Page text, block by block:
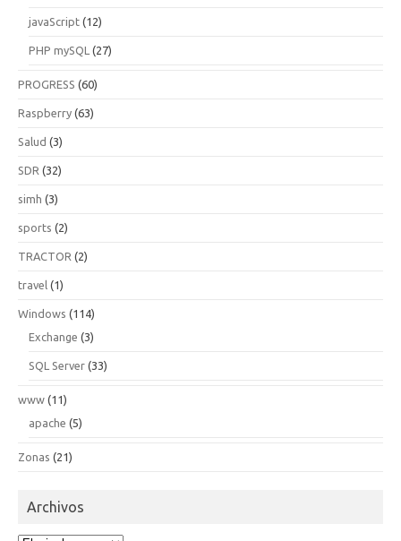
javaScript (12)
PHP mySQL (27)
PROGRESS (60)
Raspberry (63)
Salud (3)
SDR (32)
simh (3)
sports (2)
TRACTOR (2)
travel (1)
Windows (114)
Exchange (3)
SQL Server (33)
www (11)
apache (5)
Zonas (21)
Archivos